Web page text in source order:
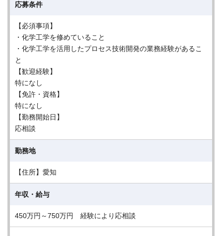
応募条件
【必須事項】
・化学工学を修めていること
・化学工学を活用したプロセス技術開発の業務経験があるこ
と
【歓迎経験】
特になし
【免許・資格】
特になし
【勤務開始日】
応相談
勤務地
【住所】愛知
年収・給与
450万円～750万円 経験により応相談